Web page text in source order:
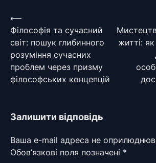
Навігація
записів
⟵
Філософія та сучасний
світ: пошук глибинного
розуміння сучасних
проблем через призму
філософських концепцій
житті:
Залишити відповідь
Ваша e-mail адреса не
Обов’язкові поля позначені *